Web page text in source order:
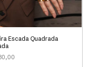
Escada Quadrada